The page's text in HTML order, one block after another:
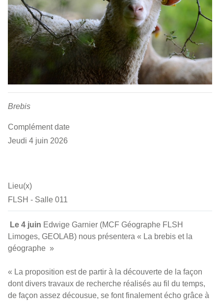
Brebis
Complément date
Jeudi 4 juin 2026
Lieu(x)
FLSH - Salle 011
Le 4 juin Edwige Garnier (MCF Géographe FLSH
Limoges, GEOLAB) nous présentera « La brebis et la
géographe »
« La proposition est de partir à la découverte de la façon
dont divers travaux de recherche réalisés au fil du temps,
de façon assez décousue, se font finalement écho grâce à